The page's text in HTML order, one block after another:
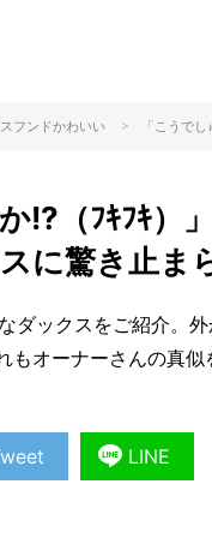
フンドかわいい > 「こうで
!?（ﾌｷﾌｷ）
に驚き止ま
ダックスをご紹介。
オーナーさんの真似
LINE